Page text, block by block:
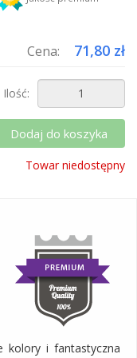
wysyłkę tylko raz!
Cena: 71,80 zł
Dodaj do koszyka
Ilość:
Towar niedostępny
kolory i fantastyczna